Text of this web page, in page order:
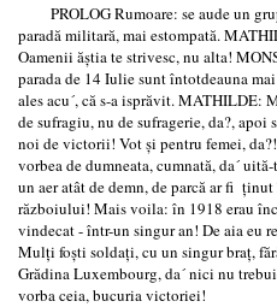
PROLOG Rumoare: se aude un
paradă militară, mai estompată.
Oamenii ăştia te strivesc, nu alta!
parada de 14 Iulie sunt întotdeauna
ales acu´, că s-a isprăvit. MATHILDE:
de sufragiu, nu de sufragerie, da?,
noi de victorii! Vot şi pentru femei,
vorbea de dumneata, cumnată, da´
un aer atât de demn, de parcă ar fi
războiului! Mais voila: în 1918 erau
vindecat - într-un singur an! De aia eu
Mulţi foşti soldaţi, cu un singur braţ,
Grădina Luxembourg, da´ nici nu
vorba ceia, bucuria victoriei!